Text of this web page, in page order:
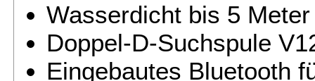
Wasserdicht bis 5 Meter
Doppel-D-Suchspule
Eingebautes Bluetooth